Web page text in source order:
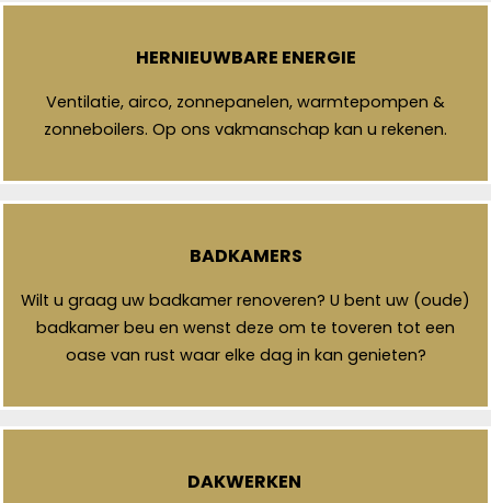
HERNIEUWBARE ENERGIE
Ventilatie, airco, zonnepanelen, warmtepompen &
zonneboilers. Op ons vakmanschap kan u rekenen.
BADKAMERS
Wilt u graag uw badkamer renoveren? U bent uw (oude)
badkamer beu en wenst deze om te toveren tot een
oase van rust waar elke dag in kan genieten?
DAKWERKEN